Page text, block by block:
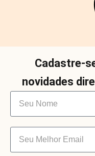
Cadastre-
novidades